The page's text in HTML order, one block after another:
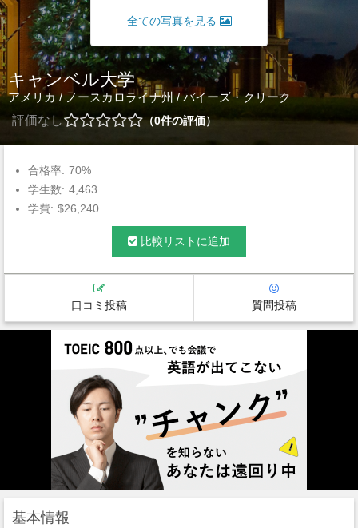
全ての写真を見る
キャンベル大学
アメリカ/ノースカロライナ州/バイーズ・クリーク
評価なし
0件の評価
合格率: 70%
学生数: 4,463
学費: $26,240
比較リストに追加
口コミ投稿 質問投稿
基本情報